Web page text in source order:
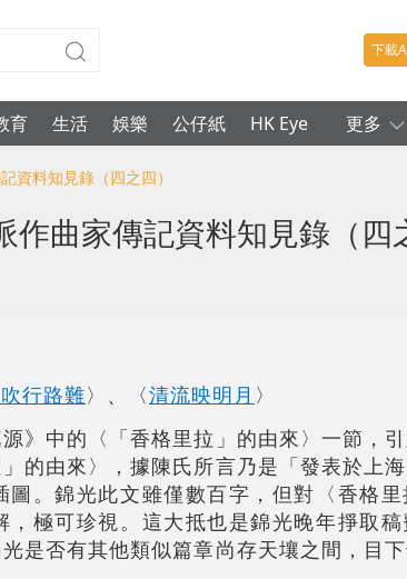
下載
育 生活 娛樂 公仔紙 HK Eye 更多
料知見錄（四之四）
曲家傳記資料知見錄（四
行路難〉、〈清流映明月 〉
》中的〈「香格里拉」的由來〉一節，
的由來〉，據陳氏所言乃是「發表於上
。錦光此文雖僅數百字，但對〈香格
極可珍視。這大抵也是錦光晚年掙取
是否有其他類似篇章尚存天壤之間，目